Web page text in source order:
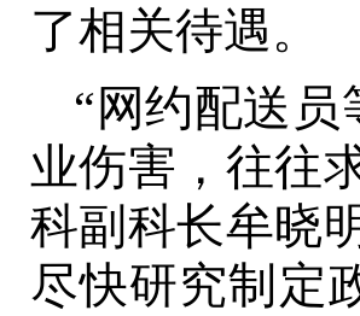
了相关待遇。
“网约配送
业伤害，往往
科副科长牟晓
尽快研究制定